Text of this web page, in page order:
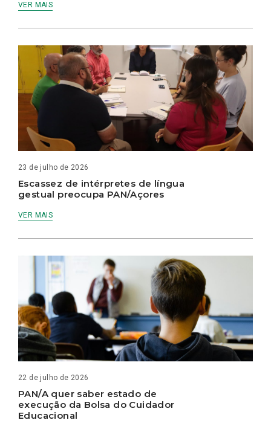
VER MAIS
23 de julho de 2026
Escassez de intérpretes de língua
gestual preocupa PAN/Açores
VER MAIS
22 de julho de 2026
PAN/A quer saber estado de
execução da Bolsa do Cuidador
Educacional